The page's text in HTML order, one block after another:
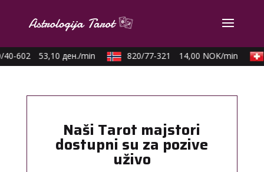
602 53,10 ден./min 820/77-321 14,00 NOK/min
Naši Tarot majstori
dostupni su za pozive
uživo